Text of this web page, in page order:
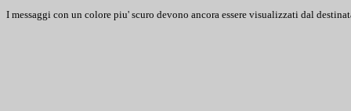
I messaggi con un colore piu' scuro devono ancora essere visualizzati dal